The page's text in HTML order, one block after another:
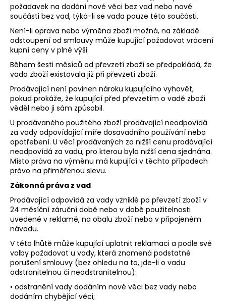
požadavek na dodání nové věci bez vad nebo nové
součásti bez vad, týká-li se vada pouze této součásti.
Není-li oprava nebo výměna zboží možná, na základě
odstoupení od smlouvy může kupující požadovat vrácení
kupní ceny v plné výši.
Během šesti měsíců od převzetí zboží se předpokládá, že
vada zboží existovala již při převzetí zboží.
Prodávající není povinen nároku kupujícího vyhovět,
pokud prokáže, že kupující před převzetím o vadě zboží
věděl nebo ji sám způsobil.
U prodávaného použitého zboží prodávající neodpovídá
za vady odpovídající míře dosavadního používání nebo
opotřebení. U věcí prodávaných za nižší cenu prodávající
neodpovídá za vadu, pro kterou byla nižší cena sjednána.
Místo práva na výměnu má kupující v těchto případech
právo na přiměřenou slevu.
Zákonná práva z vad
Prodávající odpovídá za vady vzniklé po převzetí zboží v
24 měsíční záruční době nebo v době použitelnosti
uvedené v reklamě, na obalu zboží nebo v připojeném
návodu.
V této lhůtě může kupující uplatnit reklamaci a podle své
volby požadovat u vady, která znamená podstatné
porušení smlouvy (bez ohledu na to, jde-li o vadu
odstranitelnou či neodstranitelnou):
• odstranění vady dodáním nové věci bez vady nebo
dodáním chybějící věci;